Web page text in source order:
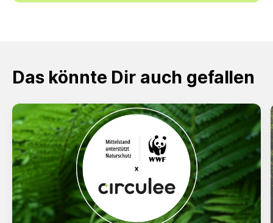
Das könnte Dir auch gefallen
Slide 1 of 3